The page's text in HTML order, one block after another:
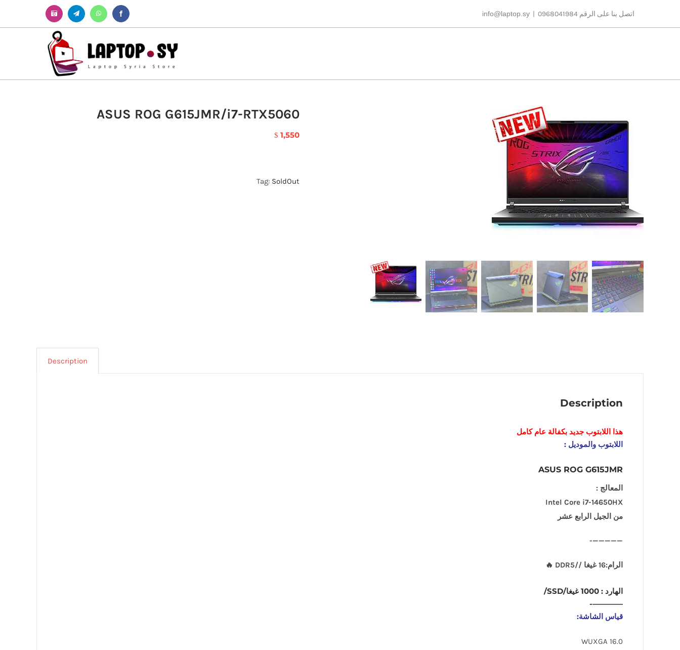
اتصل بنا على الرقم 0968041984 |
info@laptop.sy
Facebook
WhatsApp
Telegram
Instagram
ASUS ROG G615JMR/i7-RTX5060
$ 1,550
Tag: SoldOut
Description
Description
هذا اللابتوب جديد بكفالة عام كامل
اللابتوب والموديل :
ASUS ROG G615JMR
المعالج :
Intel Core i7-14650HX
من الجيل الرابع عشر
—————-
الرام:16 غيغا //DDR5 🔥
الهارد : 1000 غيغا/SSD/
————-
قياس الشاشة:
16.0 WUXGA